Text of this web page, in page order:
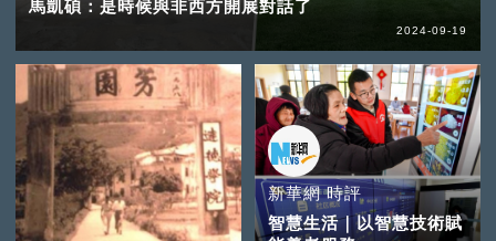
馬凱碩：是時候與非西方開展對話了
2024-09-19
新華網 時評
智慧生活｜以智慧技術賦